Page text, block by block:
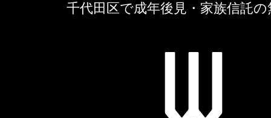
千代田区で成年後見・家族信託の